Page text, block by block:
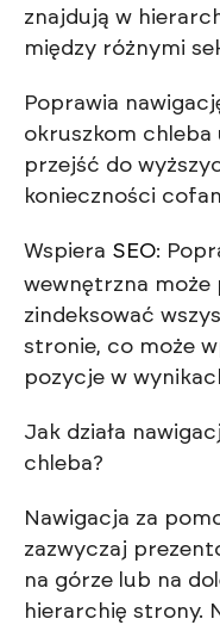
znajdują w
między różnymi
Poprawia
okruszkom
przejść do
konieczności
Wspiera SEO:
wewnętrzna może
zindeksować
stronie, co może
pozycje w
Jak działa
chleba?
Nawigacja za
zazwyczaj
na górze lub na
hierarchię strony.